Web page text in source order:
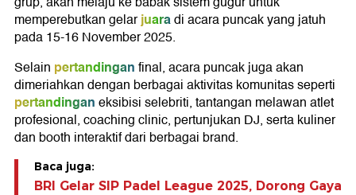
memperebutkan gelarjuaradi acara puncak yang jatuh
pada 15-16 November 2025.
Selain pertandinganfinal, acara puncak juga akan
dimeriahkan dengan berbagai aktivitas komunitas seperti
pertandinganeksibisi selebriti, tantangan melawan atlet
profesional, coaching clinic, pertunjukan DJ, serta kuliner
dan booth interaktif dari berbagai brand.
Baca juga:
BRI Gelar SIP Padel League 2025, Dorong Gaya